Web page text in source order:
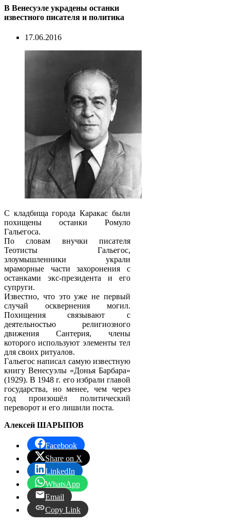
В Венесуэле украдены останки
известного писателя и политика
17.06.2016
С кладбища города Каракас были
похищены останки Ромуло
Гальегоса.
По словам внучки писателя
Теотисты Гальегос,
злоумышленники украли
мраморные части захоронения с
останками экс-президента и его
супруги.
Известно, что это уже не первый
случай осквернения могил.
Похищения связывают с
деятельностью религиозного
движения Сантерия, члены
которого используют элементы тел
для своих ритуалов.
Гальегос написал самую известную
книгу Венесуэлы «Донья Барбара»
(1929). В 1948 г. его избрали главой
государства, но менее, чем через
год произошёл политический
переворот и его лишили поста.
Алексей ШАРЫПОВ
Facebook
Share on X
LinkedIn
WhatsApp
Email
Copy Link